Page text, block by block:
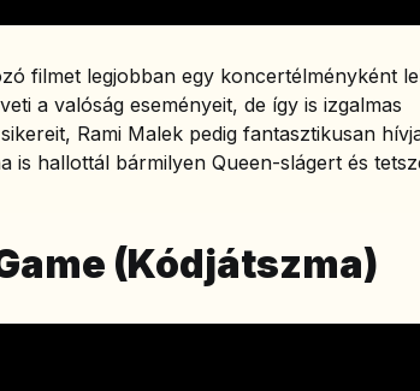
filmet legjobban egy koncertélményként
a valóság eseményeit, de így is izgalmas
Rami Malek pedig fantasztikusan
is hallottál bármilyen Queen-slágert és
(Kódjátszma)